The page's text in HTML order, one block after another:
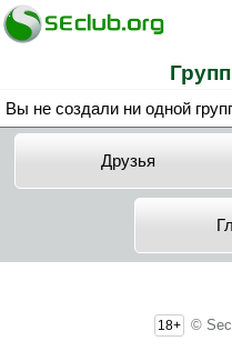
Вы не создали ни одной
Друзья
18+ ©